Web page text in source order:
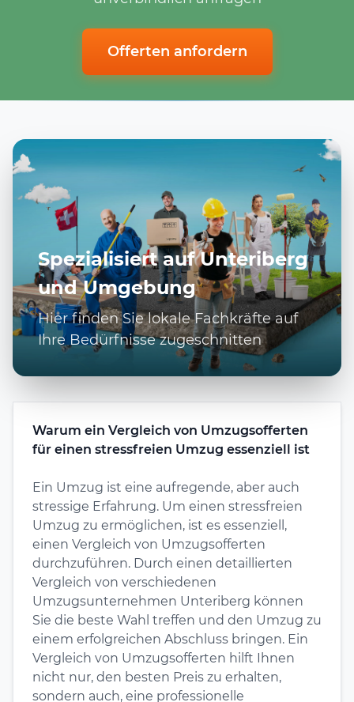
Offerten anfordern
Spezialisiert auf Unteriberg
und Umgebung
Hier finden Sie lokale Fachkräfte auf
Ihre Bedürfnisse zugeschnitten
Warum ein Vergleich von Umzugsofferten
für einen stressfreien Umzug essenziell ist
Ein Umzug ist eine aufregende, aber auch
stressige Erfahrung. Um einen stressfreien
Umzug zu ermöglichen, ist es essenziell,
einen Vergleich von Umzugsofferten
durchzuführen. Durch einen detaillierten
Vergleich von verschiedenen
Umzugsunternehmen Unteriberg können
Sie die beste Wahl treffen und den Umzug zu
einem erfolgreichen Abschluss bringen. Ein
Vergleich von Umzugsofferten hilft Ihnen
nicht nur, den besten Preis zu erhalten,
sondern auch, eine professionelle